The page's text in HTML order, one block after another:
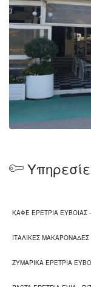
ΚΑΦΕ ΕΡΕΤΡΙΑ ΕΥΒΟΙΑΣ -
ΙΤΑΛΙΚΕΣ
ΖΥΜΑΡΙΚΑ ΕΡΕΤΡΙΑ